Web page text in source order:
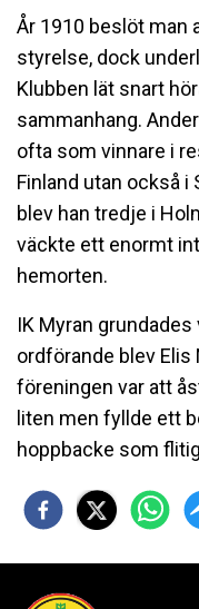
År 1910 beslöt man
styrelse, dock
Klubben lät snart
sammanhang.
ofta som vinnare i
Finland utan också i
blev han tredje i
väckte ett enormt
hemorten.
IK Myran
ordförande blev
föreningen var att
liten men fyllde ett
hoppbacke som